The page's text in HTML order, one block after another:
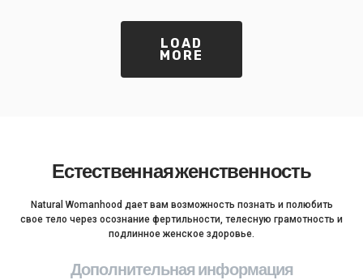
LOAD
MORE
Естественная женственность
Natural Womanhood дает вам возможность познать и полюбить
свое тело через осознание фертильности, телесную грамотность и
подлинное женское здоровье.
Дополнительная информация